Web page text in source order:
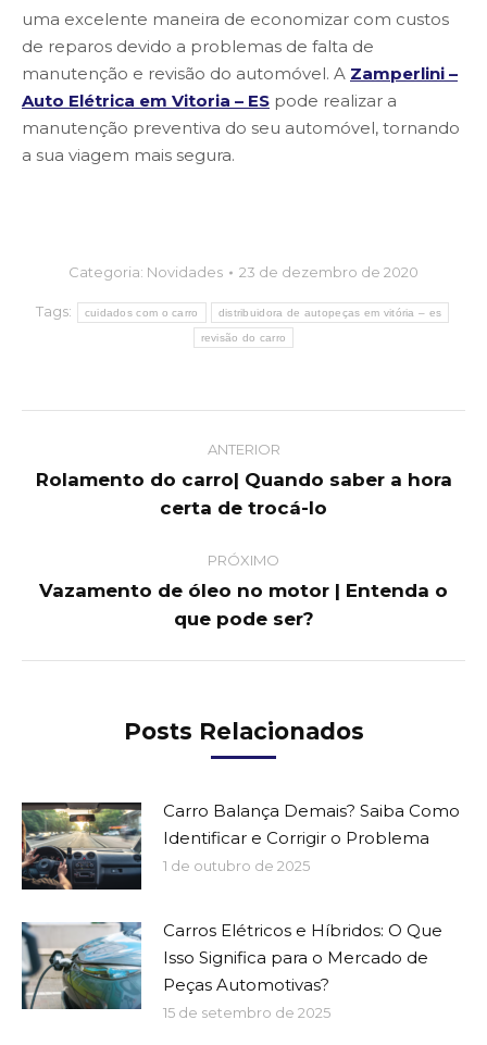
uma excelente maneira de economizar com custos
de reparos devido a problemas de falta de
manutenção e revisão do automóvel. A Zamperlini –
Auto Elétrica em Vitoria – ES pode realizar a
manutenção preventiva do seu automóvel, tornando
a sua viagem mais segura.
Categoria: Novidades 23 de dezembro de 2020
Tags: cuidados com o carro distribuidora de autopeças em vitória – es
revisão do carro
navigation
ANTERIOR
Previous
post:
Rolamento do carro| Quando saber a hora
certa de trocá-lo
PRÓXIMO
Next
post:
Vazamento de óleo no motor | Entenda o
que pode ser?
Posts Relacionados
Carro Balança Demais? Saiba Como
Identificar e Corrigir o Problema
1 de outubro de 2025
Carros Elétricos e Híbridos: O Que
Isso Significa para o Mercado de
Peças Automotivas?
15 de setembro de 2025